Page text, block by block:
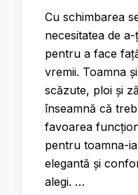
Cu schimbarea
necesitatea de
pentru a face
vremii. Toamna
scăzute, ploi și
înseamnă că
favoarea
pentru toamna-
elegantă și
alegi. …